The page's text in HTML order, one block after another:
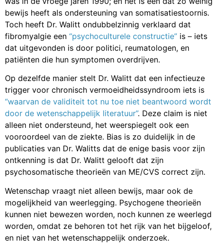
bewijs heeft als ondersteuning van somatisatiestoornis.
Toch heeft Dr. Walitt ondubbelzinnig verklaard dat
fibromyalgie een “psychoculturele constructie” is – iets
dat uitgevonden is door politici, reumatologen, en
patiënten die hun symptomen overdrijven.
Op dezelfde manier stelt Dr. Walitt dat een infectieuze
trigger voor chronisch vermoeidheidssyndroom iets is
“waarvan de validiteit tot nu toe niet beantwoord wordt
door de wetenschappelijk literatuur”. Deze claim is niet
alleen niet ondersteund, het weerspiegelt ook een
vooroordeel van de ziekte. Bias is zo duidelijk in de
publicaties van Dr. Walitts dat de enige basis voor zijn
ontkenning is dat Dr. Walitt gelooft dat zijn
psychosomatische theorieën van ME/CVS correct zijn.
Wetenschap vraagt niet alleen bewijs, maar ook de
mogelijkheid van weerlegging. Psychogene theorieën
kunnen niet bewezen worden, noch kunnen ze weerlegd
worden, omdat ze behoren tot het rijk van het bijgeloof,
en niet van het wetenschappelijk onderzoek.